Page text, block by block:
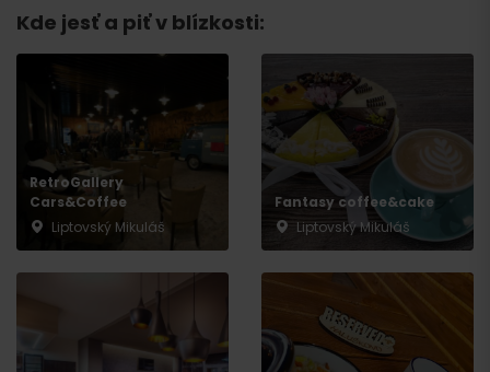
Kde jesť a piť v blízkosti:
RetroGallery
Cars&Coffee
Liptovský Mikuláš
Fantasy coffee&cake
Liptovský Mikuláš
Príchod